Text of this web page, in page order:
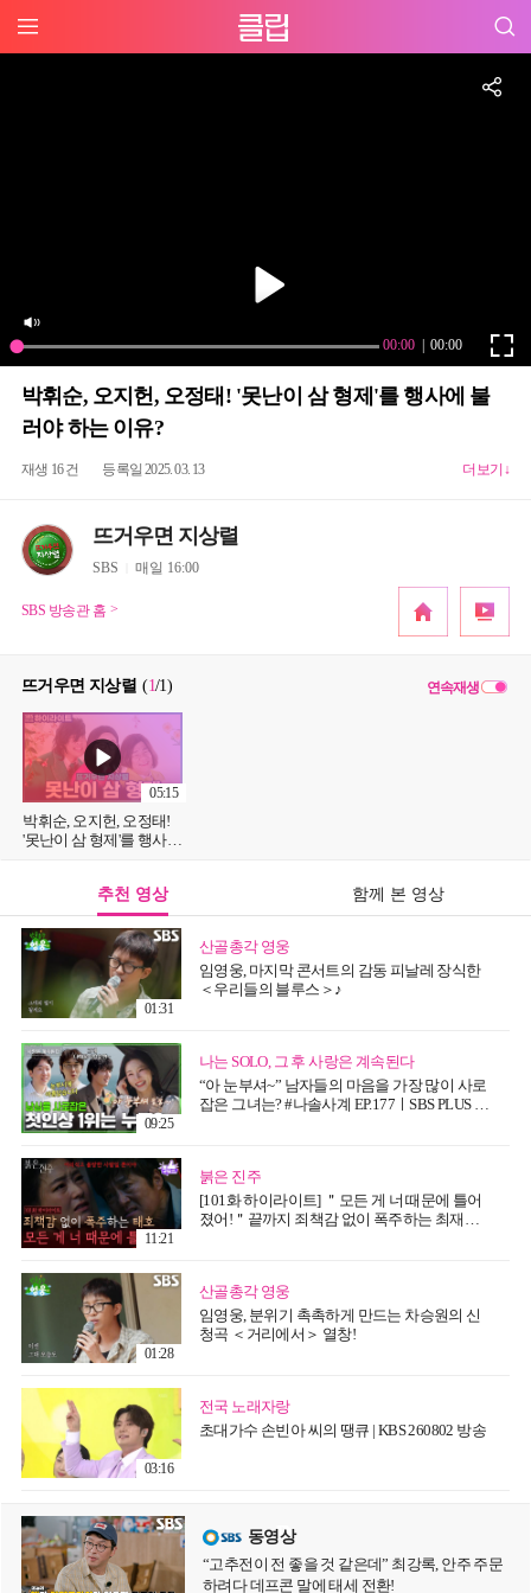
박휘순, 오지헌, 오정태! '못난이 삼 형제'를 행사에 불
러야 하는 이유?
재생 16 건 등록일 2025. 03. 13 더보기↓
뜨거우면 지상렬
SBS 매일 16:00
SBS 방송관 홈
뜨거우면 지상렬 (1/1) 연속재생
박휘순, 오지헌, 오정태!
'못난이 삼 형제'를 행사에
05:15
추천 영상 함께 본 영상
산골총각 영웅
임영웅, 마지막 콘서트의 감동 피날레 장식한
＜우리들의 블루스＞♪
01:31
나는 SOLO, 그 후 사랑은 계속된다
“아 눈부셔~” 남자들의 마음을 가장 많이 사로
잡은 그녀는? #나솔사계 EP.177ㅣSBS PLUS X
09:25
붉은 진주
[101화 하이라이트] ＂모든 게 너 때문에 틀어
졌어!＂끝까지 죄책감 없이 폭주하는 최재성
11:21
산골총각 영웅
임영웅, 분위기 촉촉하게 만드는 차승원의 신
청곡 ＜거리에서＞ 열창!
01:28
전국 노래자랑
초대가수 손빈아 씨의 땡큐 | KBS 260802 방송
03:16
동영상
“고추전이 전 좋을 것 같은데” 최강록, 안주 주문
하려다 데프콘 말에 태세 전환!